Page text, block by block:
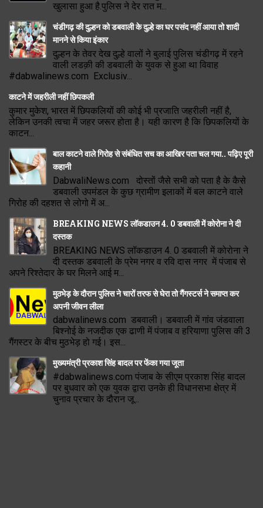
खुलासा हुआ है.पुलिस ने देर रात म...
चंडीगढ़ की दुल्हन को डबवाली के दुल्हे का घर पसंद नहीं आया तो शादी
मानने से किया इंकार
दुल्हन के तेवर देख दुल्हे वालों ने बुलाई पुलिस चंडीगढ़ में रहने
वाली लडक़ी की डबवाली के युवक से हुआ था विवाह
#dabwalinews.com Exclusiv...
काटने में जहरीली नहीं छिपकली
कुमार मुकेश, भारत में छिपकलियों की कोई भी प्रजाति जहरीली नहीं है,
लेकिन उनकी त्वचा में जहर जरूर होता है। यही कारण है कि छिपकलियों के
काटन...
बाल काटने वाले गिरोह से संबंधित सच का आखिर पता चल गया.. पढ़िए पूरी
कहानी
DabwaliNews.com दोस्तों जैसे सभी को पता है के कैसे
डबवाली उपमंडल के कुछ ग्रामीण इलाकों में बल काटने वाले
गिरोह की दहशत से लोगो में अ...
BREAKING NEWS लॉकडाउन 4. 0 डबवाली में कोरोना ने दी
दस्तक
BREAKING NEWS लॉकडाउन 4. 0 डबवाली में कोरोना ने
दी दस्तक डबवाली के प्रेम नगर व रवि दास नगर में पंजाब से
अपने रिश्तेदार के घर मिलने आई म...
मुठभेड़ के दौरान पुलिस ने चारों तरफ से घेरा तो गैंगस्टर्स ने समाप्त कर
अपनी जीवन लीला
dabwalinews.com डबवाली। डबवाली में गांव जंडवाला
बिश्नोई के नजदीक एक ढाणी में पंजाब व हरियाणा पुलिस की 3
गैंगस्टर के बीच मुठभेड़ हो गई। इस...
मुख्यमंत्री प्रकाश सिंह बादल पर फेंका गया जूता
#dabwalinews.com पंजाब के सीएम प्रकाश सिंह बादल
पर बुधवार को एक युवक द्वारा उनके ही विधानसभा क्षेत्र में
चुनाव प्रचार के दौरान जू...